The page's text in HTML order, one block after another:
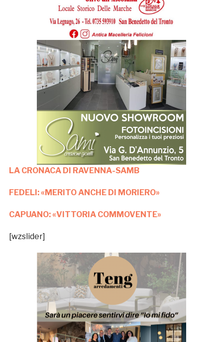
LA CRONACA DI RAVENNA-SAMB
FEDELI: «MERITO ANCHE DI MORIERO»
CAPUANO: «VITTORIA COMMOVENTE»
[wzslider]